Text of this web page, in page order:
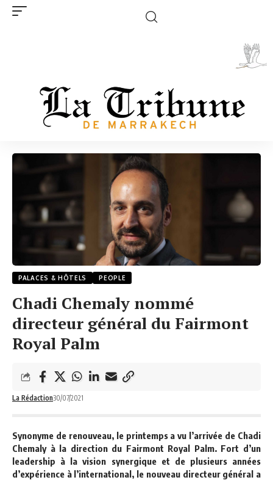
PALACES & HÔTELS PEOPLE
Chadi Chemaly nommé
directeur général du Fairmont
Royal Palm
La Rédaction30/07/2021
Synonyme de renouveau, le printemps a vu l’arrivée de Chadi
Chemalyà la direction du Fairmont Royal Palm. Fort d’un
leadership à la vision synergique et de plusieurs années
d’expérience à l’international, le nouveau directeur général a